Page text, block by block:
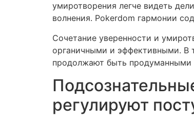
умиротворения легче видеть
волнения. Pokerdom гармонии
Сочетание уверенности и
органичными и эффективными. В
продолжают быть продуманными
регулируют